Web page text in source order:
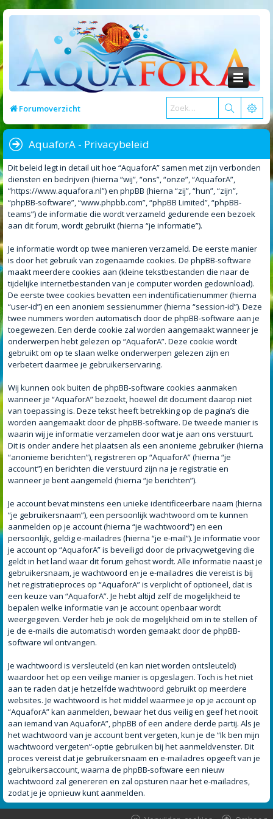
Forumoverzicht
AquaforA - Privacybeleid
Dit beleid legt in detail uit hoe “AquaforA” samen met zijn verbonden
diensten en bedrijven (hierna “wij”, “ons”, “onze”, “AquaforA”,
“https://www.aquafora.nl”) en phpBB (hierna “zij”, “hun”, “zijn”,
“phpBB-software”, “www.phpbb.com”, “phpBB Limited”, “phpBB-
teams”) de informatie die wordt verzameld gedurende een bezoek
aan dit forum, wordt gebruikt (hierna “je informatie”).
Je informatie wordt op twee manieren verzameld. De eerste manier
is door het gebruik van zogenaamde cookies. De phpBB-software
maakt meerdere cookies aan (kleine tekstbestanden die naar de
tijdelijke internetbestanden van je computer worden gedownload).
De eerste twee cookies bevatten een indentificatienummer (hierna
“user-id”) en een anoniem sessienummer (hierna “session-id”). Deze
twee nummers worden automatisch door de phpBB-software aan je
toegewezen. Een derde cookie zal worden aangemaakt wanneer je
onderwerpen hebt gelezen op “AquaforA”. Deze cookie wordt
gebruikt om op te slaan welke onderwerpen gelezen zijn en
verbetert daarmee je gebruikerservaring.
Wij kunnen ook buiten de phpBB-software cookies aanmaken
wanneer je “AquaforA” bezoekt, hoewel dit document daarop niet
van toepassing is. Deze tekst heeft betrekking op de pagina’s die
worden aangemaakt door de phpBB-software. De tweede manier is
waarin wij je informatie verzamelen door wat je aan ons verstuurt.
Dit is onder andere het plaatsen als een anonieme gebruiker (hierna
“anonieme berichten”), registreren op “AquaforA” (hierna “je
account”) en berichten die verstuurd zijn na je registratie en
wanneer je bent aangemeld (hierna “je berichten”).
Je account bevat minstens een unieke identificeerbare naam (hierna
“je gebruikersnaam”), een persoonlijk wachtwoord om te kunnen
aanmelden op je account (hierna “je wachtwoord”) en een
persoonlijk, geldig e-mailadres (hierna “je e-mail”). Je informatie voor
je account op “AquaforA” is beveiligd door de privacywetgeving die
geldt in het land waar dit forum gehost wordt. Alle informatie naast je
gebruikersnaam, je wachtwoord en je e-mailadres die vereist is bij
het registratieproces op “AquaforA” is verplicht of optioneel, dat is
een keuze van “AquaforA”. Je hebt altijd zelf de mogelijkheid te
bepalen welke informatie van je account openbaar wordt
weergegeven. Verder heb je ook de mogelijkheid om in te stellen of
je de e-mails die automatisch worden gemaakt door de phpBB-
software wil ontvangen.
Je wachtwoord is versleuteld (en kan niet worden ontsleuteld)
waardoor het op een veilige manier is opgeslagen. Toch is het niet
aan te raden dat je hetzelfde wachtwoord gebruikt op meerdere
websites. Je wachtwoord is het middel waarmee je op je account op
“AquaforA” kan aanmelden, bewaar het dus veilig en geef het nooit
aan iemand van AquaforA”, phpBB of een andere derde partij. Als je
het wachtwoord van je account bent vergeten, kun je de “Ik ben mijn
wachtwoord vergeten”-optie gebruiken bij het aanmeldvenster. Dit
proces vereist dat je gebruikersnaam en e-mailadres opgeeft van je
gebruikersaccount, waarna de phpBB-software een nieuw
wachtwoord zal genereren en zal opsturen naar het e-mailadres,
zodat je je opnieuw kunt aanmelden.